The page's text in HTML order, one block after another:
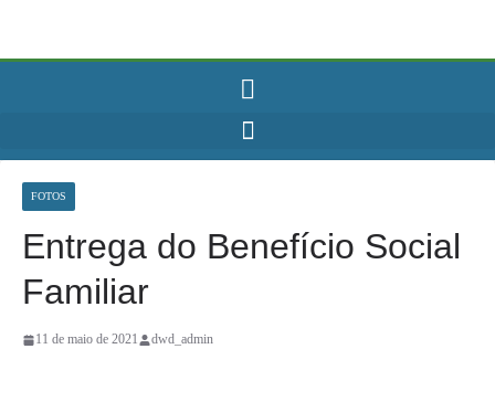
FOTOS
Entrega do Benefício Social
Familiar
11 de maio de 2021 dwd_admin